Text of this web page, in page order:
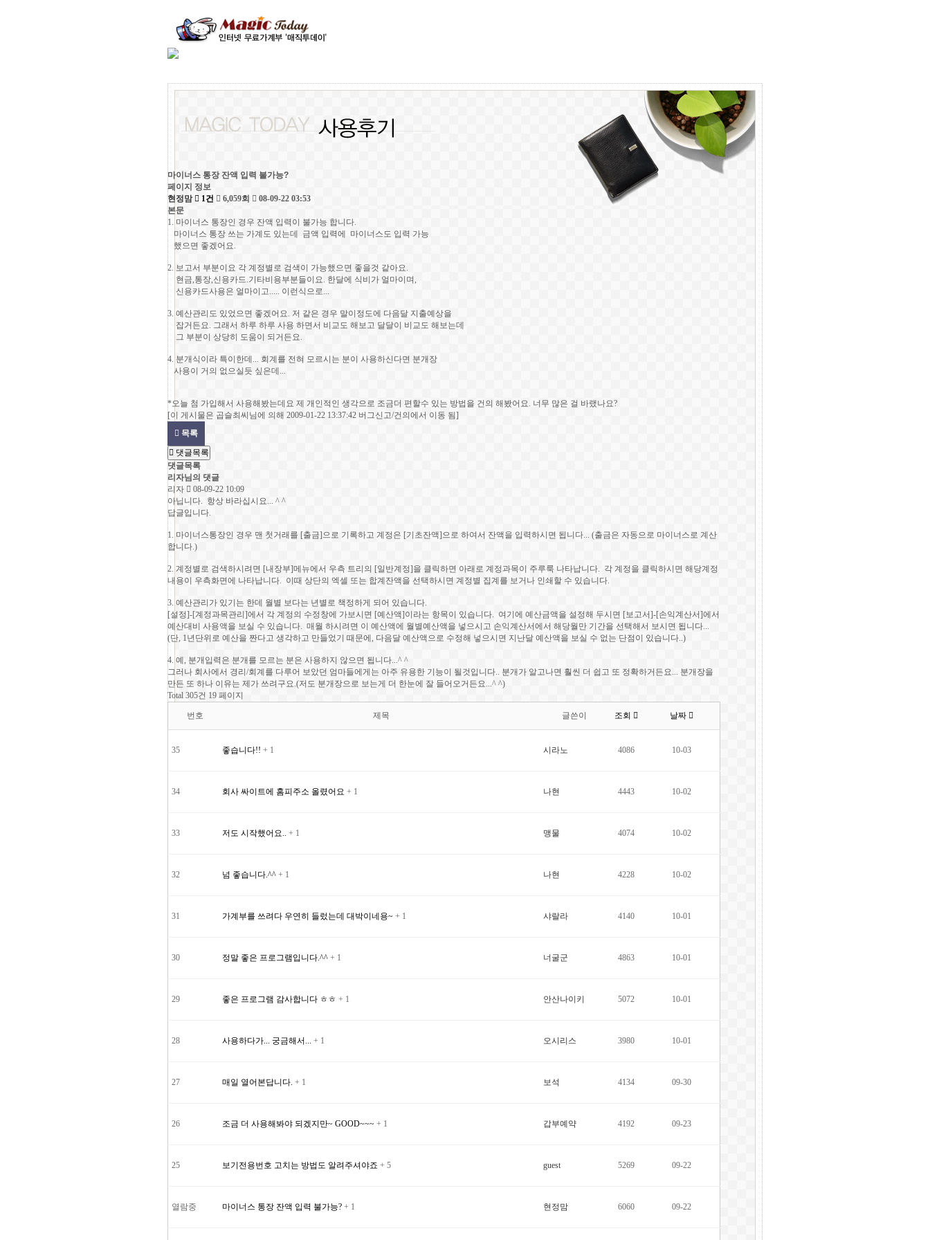
마이너스 통장 잔액 입력 불가능?
페이지 정보
현정맘
1건 6,059회
08-09-22 03:53
본문
1. 마이너스 통장인 경우 잔액 입력이 불가능 합니다.
마이너스 통장 쓰는 가계도 있는데 금액 입력에 마이너스도 입력 가능
했으면 좋겠어요.
2. 보고서 부분이요 각 계정별로 검색이 가능했으면 좋을것 같아요.
현금,통장,신용카드.기타비용부분들이요. 한달에 식비가 얼마이며,
신용카드사용은 얼마이고..... 이런식으로...
3. 예산관리도 있었으면 좋겠어요. 저 같은 경우 말이정도에 다음달 지출예상을
잡거든요. 그래서 하루 하루 사용 하면서 비교도 해보고 달달이 비교도 해보는데
그 부분이 상당히 도움이 되거든요.
4. 분개식이라 특이한데... 회계를 전혀 모르시는 분이 사용하신다면 분개장
사용이 거의 없으실듯 싶은데...
*오늘 첨 가입해서 사용해봤는데요 제 개인적인 생각으로 조금더 편할수 있는 방법을 건의 해봤어요. 너무 많은 걸 바랬나요?
[이 게시물은 곱슬최씨님에 의해 2009-01-22 13:37:42 버그신고/건의에서 이동 됨]
목록
댓글목록
댓글목록
리자님의 댓글
리자
08-09-22 10:09
아닙니다. 항상 바라십시요... ^ ^
답글입니다.
1. 마이너스통장인 경우 맨 첫거래를 [출금]으로 기록하고 계정은 [기초잔액]으로 하여서 잔액을 입력하시면 됩니다... (출금은 자동으로 마이너스로 계산
합니다.)
2. 계정별로 검색하시려면 [내장부]메뉴에서 우측 트리의 [일반계정]을 클릭하면 아래로 계정과목이 주루룩 나타납니다. 각 계정을 클릭하시면 해당계정
내용이 우측화면에 나타납니다. 이때 상단의 엑셀 또는 합계잔액을 선택하시면 계정별 집계를 보거나 인쇄할 수 있습니다.
3. 예산관리가 있기는 한데 월별 보다는 년별로 책정하게 되어 있습니다.
[설정]-[계정과목관리]에서 각 계정의 수정창에 가보시면 [예산액]이라는 항목이 있습니다. 여기에 예산금액을 설정해 두시면 [보고서]-[손익계산서]에서
예산대비 사용액을 보실 수 있습니다. 매월 하시려면 이 예산액에 월별예산액을 넣으시고 손익계산서에서 해당월만 기간을 선택해서 보시면 됩니다...
(단, 1년단위로 예산을 짠다고 생각하고 만들었기 때문에, 다음달 예산액으로 수정해 넣으시면 지난달 예산액을 보실 수 없는 단점이 있습니다..)
4. 예, 분개입력은 분개를 모르는 분은 사용하지 않으면 됩니다...^ ^
그러나 회사에서 경리/회계를 다루어 보았던 엄마들에게는 아주 유용한 기능이 될것입니다.. 분개가 알고나면 훨씬 더 쉽고 또 정확하거든요... 분개장을
만든 또 하나 이유는 제가 쓰려구요.(저도 분개장으로 보는게 더 한눈에 잘 들어오거든요...^ ^)
Total 305건 19 페이지
번호 제목 글쓴이 조회 날짜
35 좋습니다!! + 1 시라노 4086 10-03
34 회사 싸이트에 홈피주소 올렸어요 + 1 나현 4443 10-02
33 저도 시작했어요.. + 1 맹물 4074 10-02
32 넘 좋습니다.^^ + 1 나현 4228 10-02
31 가계부를 쓰려다 우연히 들렀는데 대박이네용~ + 1 샤랄라 4140 10-01
30 정말 좋은 프로그램입니다.^^ + 1 너굴군 4863 10-01
29 좋은 프로그램 감사합니다 ㅎㅎ + 1 안산나이키 5072 10-01
28 사용하다가... 궁금해서... + 1 오시리스 3980 10-01
27 매일 열어본답니다. + 1 보석 4134 09-30
26 조금 더 사용해봐야 되겠지만~ GOOD~~~ + 1 갑부예약 4192 09-23
25 보기전용번호 고치는 방법도 알려주셔야죠 + 5 guest 5269 09-22
열람중 마이너스 통장 잔액 입력 불가능? + 1 현정맘 6060 09-22